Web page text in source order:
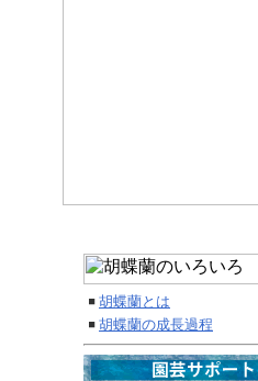
胡蝶蘭とは
胡蝶蘭の成長過程